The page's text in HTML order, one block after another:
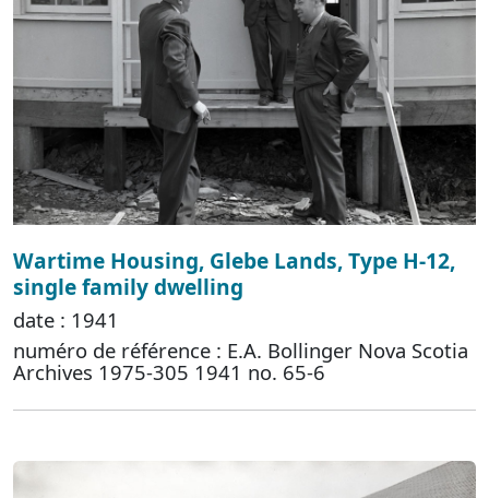
Wartime Housing, Glebe Lands, Type H-12,
single family dwelling
date : 1941
numéro de référence : E.A. Bollinger Nova Scotia
Archives 1975-305 1941 no. 65-6